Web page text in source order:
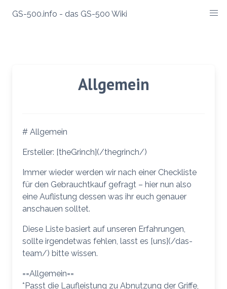
InhaltGS-500.info - das GS-500 Wiki
Allgemein
# Allgemein
Ersteller: [theGrinch](/thegrinch/)
Immer wieder werden wir nach einer Checkliste
für den Gebrauchtkauf gefragt – hier nun also
eine Auflistung dessen was ihr euch genauer
anschauen solltet.
Diese Liste basiert auf unseren Erfahrungen,
sollte irgendetwas fehlen, lasst es [uns](/das-
team/) bitte wissen.
==Allgemein==
*Passt die Laufleistung zu Abnutzung der Griffe,